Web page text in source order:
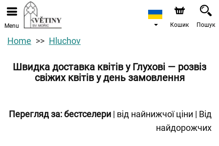
Menu Кошик Пошук
Home Hluchov
Швидка доставка квітів у Глухові — розвіз
свіжих квітів у день замовлення
Перегляд за:бестселери | від найнижчої ціни | Від
найдорожчих